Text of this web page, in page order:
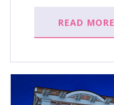
READ